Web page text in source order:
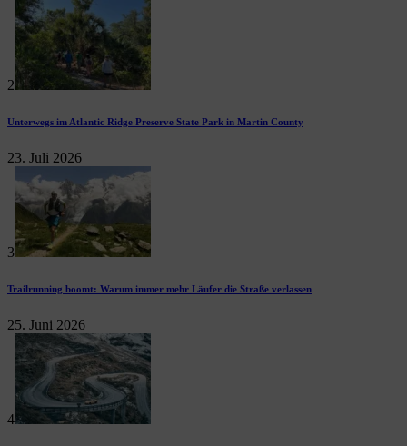
2
Unterwegs im Atlantic Ridge Preserve State Park in Martin County
23. Juli 2026
3
Trailrunning boomt: Warum immer mehr Läufer die Straße verlassen
25. Juni 2026
4